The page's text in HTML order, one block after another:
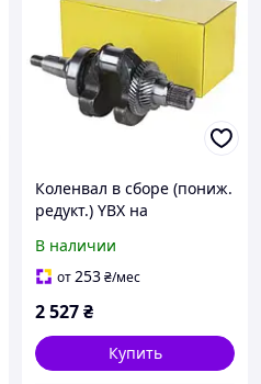
Коленвал в сборе (пониж.
редукт.) YBX на
194F
В наличии
от253₴/мес
2 527₴
Купить